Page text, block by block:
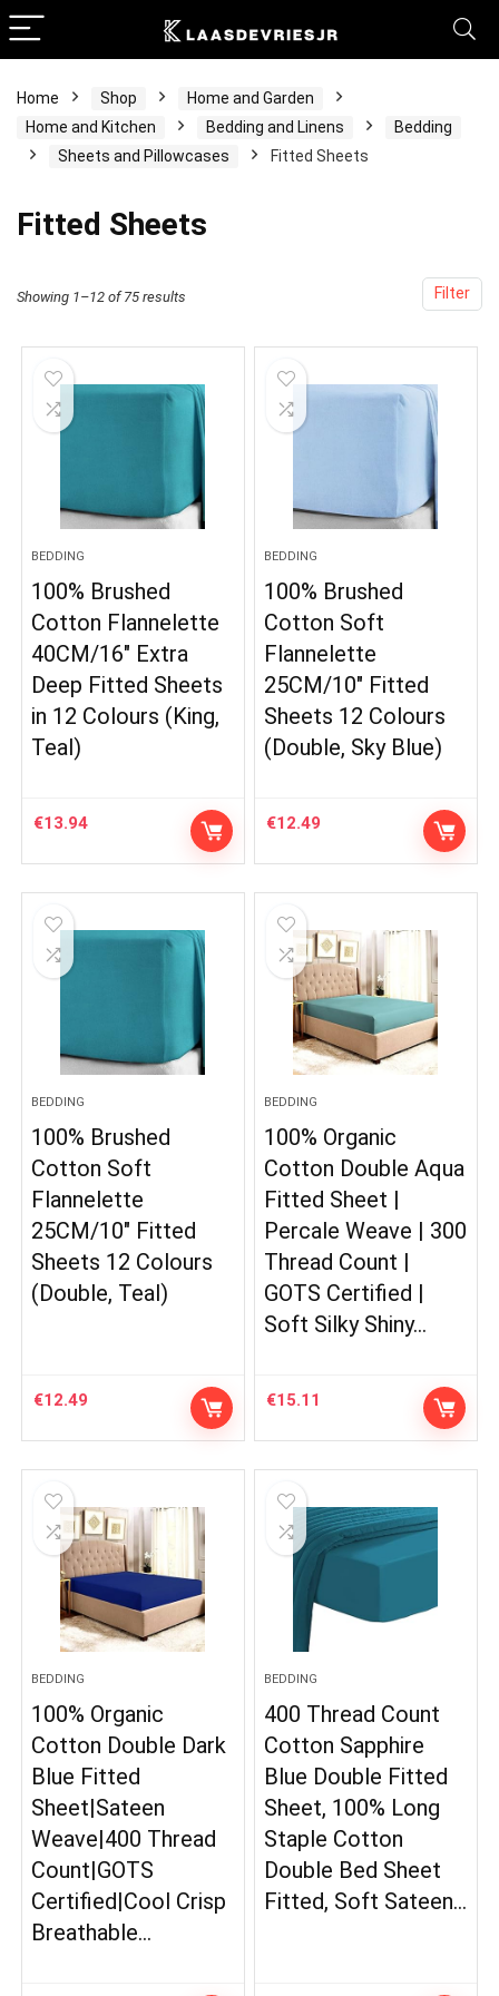
Home Shop
Home and Garden
Home and Kitchen
Bedding and Linens
Bedding
Sheets and Pillowcases
Fitted Sheets
Fitted Sheets
Filter
Showing 1–12 of 75 results
BEDDING
100% Brushed
Cotton Flannelette
40CM/16″ Extra
Deep Fitted Sheets
in 12 Colours (King,
Teal)
€13.94
BEDDING
100% Brushed
Cotton Soft
Flannelette
25CM/10″ Fitted
Sheets 12 Colours
(Double, Sky Blue)
€12.49
BEDDING
100% Brushed
Cotton Soft
Flannelette
25CM/10″ Fitted
Sheets 12 Colours
(Double, Teal)
€12.49
BEDDING
100% Organic
Cotton Double Aqua
Fitted Sheet |
Percale Weave | 300
Thread Count |
GOTS Certified |
Soft Silky Shiny…
€15.11
BEDDING
100% Organic
Cotton Double Dark
Blue Fitted
Sheet|Sateen
Weave|400 Thread
Count|GOTS
Certified|Cool Crisp
Breathable…
BEDDING
400 Thread Count
Cotton Sapphire
Blue Double Fitted
Sheet, 100% Long
Staple Cotton
Double Bed Sheet
Fitted, Soft Sateen…